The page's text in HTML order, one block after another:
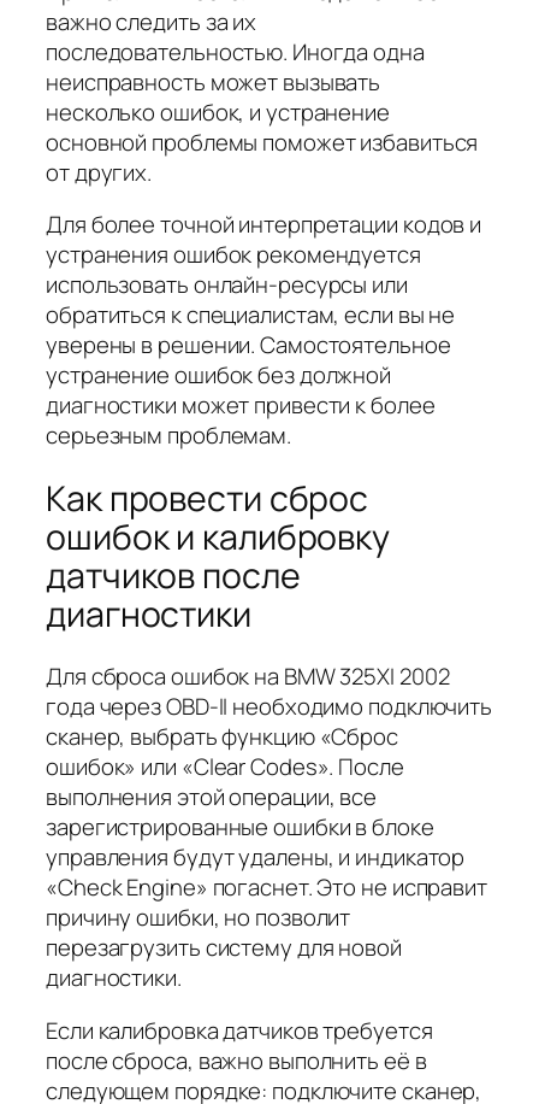
важно следить за их
последовательностью. Иногда одна
неисправность может вызывать
несколько ошибок, и устранение
основной проблемы поможет избавиться
от других.
Для более точной интерпретации кодов и
устранения ошибок рекомендуется
использовать онлайн-ресурсы или
обратиться к специалистам, если вы не
уверены в решении. Самостоятельное
устранение ошибок без должной
диагностики может привести к более
серьезным проблемам.
Как провести сброс
ошибок и калибровку
датчиков после
диагностики
Для сброса ошибок на BMW 325XI 2002
года через OBD-II необходимо подключить
сканер, выбрать функцию «Сброс
ошибок» или «Clear Codes». После
выполнения этой операции, все
зарегистрированные ошибки в блоке
управления будут удалены, и индикатор
«Check Engine» погаснет. Это не исправит
причину ошибки, но позволит
перезагрузить систему для новой
диагностики.
Если калибровка датчиков требуется
после сброса, важно выполнить её в
следующем порядке: подключите сканер,